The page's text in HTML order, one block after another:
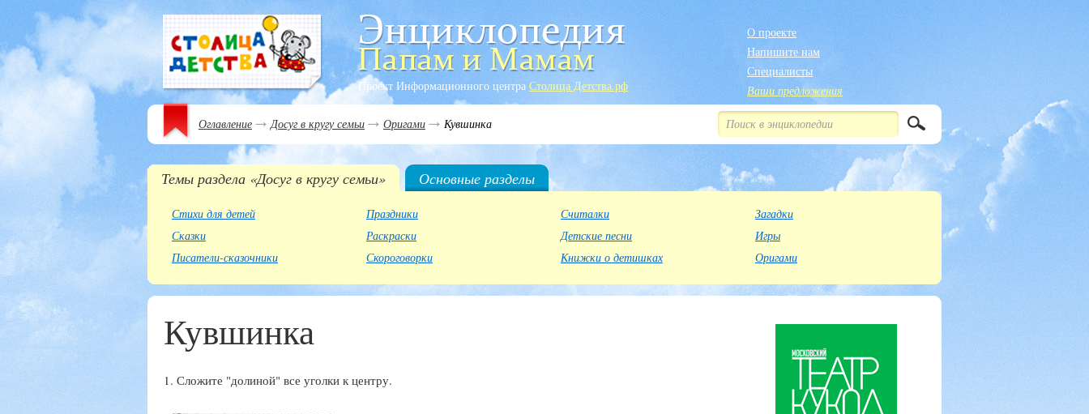
Проект Информационного центра Столица Детства.рф
О проекте
Напишите нам
Специалисты
Ваши предложения
Оглавление Досуг в кругу семьи Оригами Кувшинка
Темы раздела «Досуг в кругу семьи» Основные разделы
Стихи для детей
Сказки
Писатели-сказочники
Праздники
Раскраски
Скороговорки
Считалки
Детские песни
Книжки о детишках
Загадки
Игры
Оригами
Кувшинка
1. Сложите "долиной" все уголки к центру.